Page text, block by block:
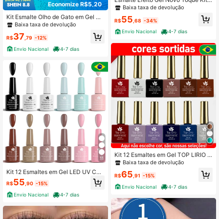
Economize R$5,20
Kit Esmalte Olho de Gato em Gel M
agnético 12ml LIRIO Reflexivo Glitte
r Unhas Manicure LED UV Cat Eye
LANÇAMENTO Inverno
Baixa taxa de devolução
R$37 ,79 -12%
Envio Nacional
4-7 dias
11
Kit 12 Esmaltes em Gel LED UV COL
EÇÕES para Unhas Manicure Zero
HEMA TPO DMPT 12ml
R$55 ,90 -15%
Envio Nacional
4-7 dias
2 Cores Tons Vermelho Nude Seca
Sem Cabine Manicure Pedicure La
nçamento
Baixa taxa de devolução
R$55 ,68 -34%
Envio Nacional
4-7 dias
Kit 12 Esmaltes em Gel TOP LIRIO L
ed Uv COLEÇÕES p/ Unhas Manicu
Baixa taxa de devolução
R$65 ,91 -15%
Envio Nacional
4-7 dias